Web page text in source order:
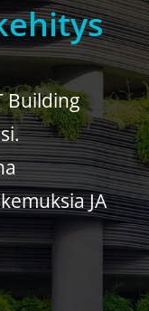
Building
JA